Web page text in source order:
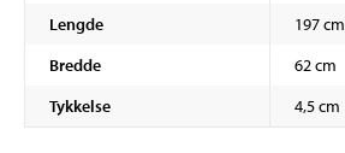
Lengde
197 cm
Bredde
62 cm
Tykkelse
4,5 cm